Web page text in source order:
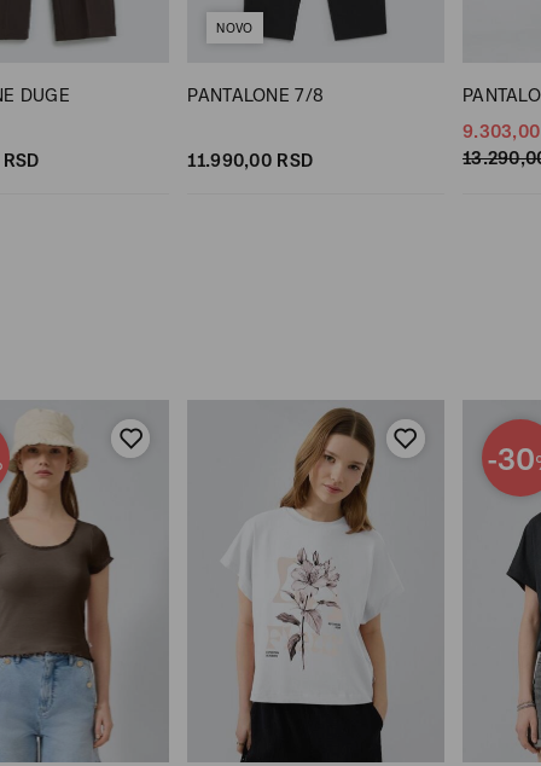
DUGE
RSD
NOVO
PANTALONE 7/8
11.990,00 RSD
9.303,00
13.290,
-30